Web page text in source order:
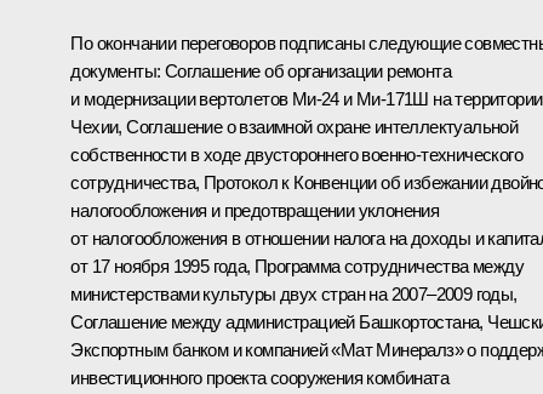
По окончании переговоров подписаны следующие
документы: Соглашение об организации ремонта
и модернизации вертолетов Ми-24 и Ми-171Ш на территории
Чехии, Соглашение о взаимной охране интеллектуальной
собственности в ходе двустороннего военно-технического
сотрудничества, Протокол к Конвенции об избежании
налогообложения и предотвращении уклонения
от налогообложения в отношении налога на доходы и
от 17 ноября 1995 года, Программа сотрудничества между
министерствами культуры двух стран на 2007–2009 годы,
Соглашение между администрацией Башкортостана,
Экспортным банком и компанией «Мат Минералз» о
инвестиционного проекта сооружения комбината